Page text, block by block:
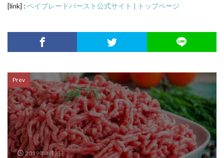
[link] : ベイブレードバースト公式サイト | トップページ
Prev
2019年4月3日